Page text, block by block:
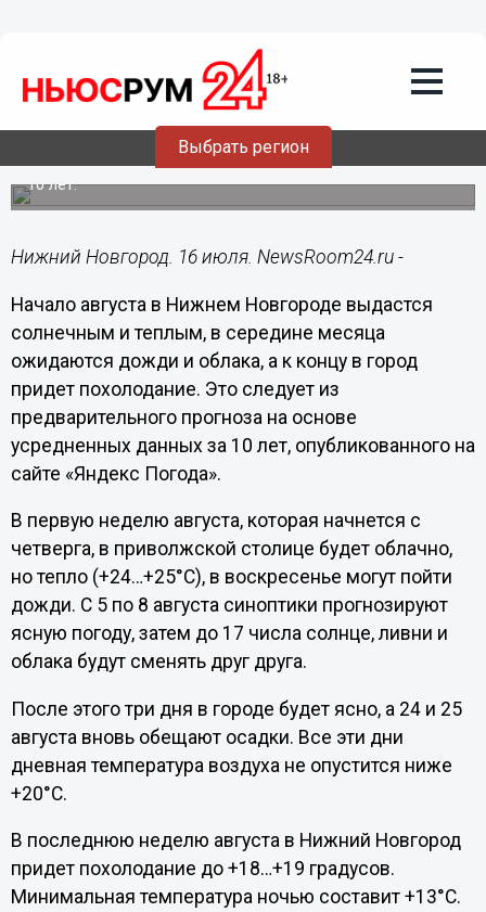
Выбрать регион
16.07.202409:49
Теплая и преимущественно солнечная
погода ждет нижегородцев в августе
Представлен прогноз на основе усредненных данных за
10 лет.
Нижний Новгород. 16 июля. NewsRoom24.ru -
Начало августа в Нижнем Новгороде выдастся
солнечным и теплым, в середине месяца
ожидаются дожди и облака, а к концу в город
придет похолодание. Это следует из
предварительного прогноза на основе
усредненных данных за 10 лет, опубликованного на
сайте «Яндекс Погода».
В первую неделю августа, которая начнется с
четверга, в приволжской столице будет облачно,
но тепло (+24…+25°C), в воскресенье могут пойти
дожди. С 5 по 8 августа синоптики прогнозируют
ясную погоду, затем до 17 числа солнце, ливни и
облака будут сменять друг друга.
После этого три дня в городе будет ясно, а 24 и 25
августа вновь обещают осадки. Все эти дни
дневная температура воздуха не опустится ниже
+20°C.
В последнюю неделю августа в Нижний Новгород
придет похолодание до +18…+19 градусов.
Минимальная температура ночью составит +13°C.